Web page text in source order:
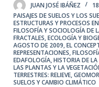
d
o
JUAN JOSÉ IBÁÑEZ
PAISAJES DE SUELOS Y LOS
ESTRUCTURAS Y PROCESOS
FILOSOFÍA Y SOCIOLOGÍA DE
FRACTALES,ECOLOGÍA Y
AGOSTO DE 2009,EL
REPRESENTACIONES,
EDAFOLOGÍA,HISTORIA DE LA
LAS PLANTAS Y LA
TERRESTRES: RELIEVE,
SUELOS Y CAMBIO CLIMÁTICO